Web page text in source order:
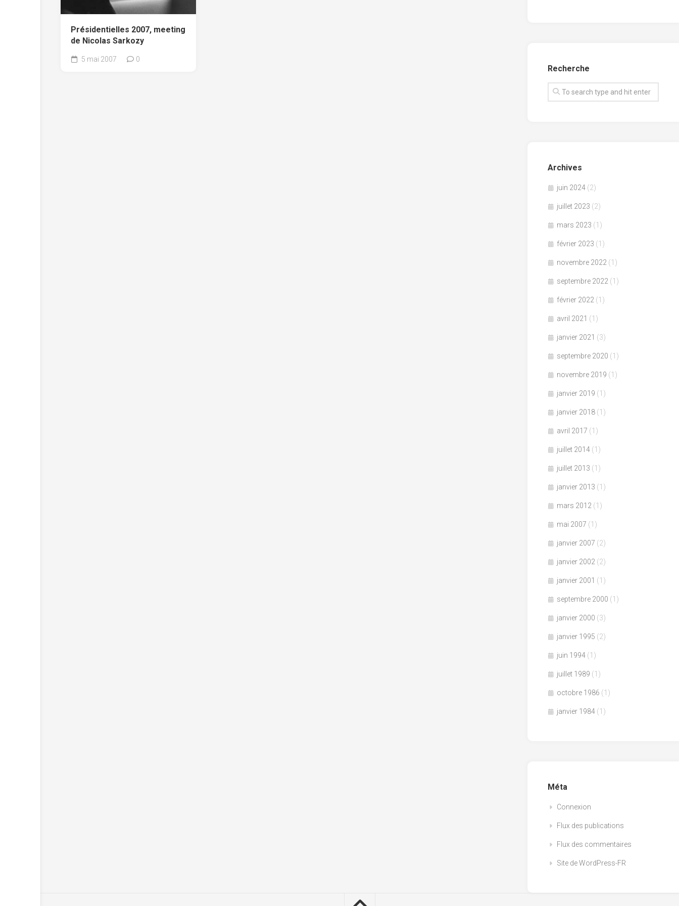
Présidentielles 2007, meeting
de Nicolas Sarkozy
5 mai 2007 0
Recherche
Archives
juin 2024 (2)
juillet 2023 (2)
mars 2023 (1)
février 2023 (1)
novembre 2022 (1)
septembre 2022 (1)
février 2022 (1)
avril 2021 (1)
janvier 2021 (3)
septembre 2020 (1)
novembre 2019 (1)
janvier 2019 (1)
janvier 2018 (1)
avril 2017 (1)
juillet 2014 (1)
juillet 2013 (1)
janvier 2013 (1)
mars 2012 (1)
mai 2007 (1)
janvier 2007 (2)
janvier 2002 (2)
janvier 2001 (1)
septembre 2000 (1)
janvier 2000 (3)
janvier 1995 (2)
juin 1994 (1)
juillet 1989 (1)
octobre 1986 (1)
janvier 1984 (1)
Méta
Connexion
Flux des publications
Flux des commentaires
Site de WordPress-FR